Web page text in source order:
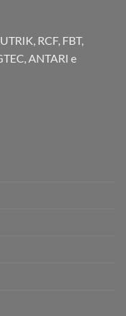
RCF, FBT,
ANTARI e